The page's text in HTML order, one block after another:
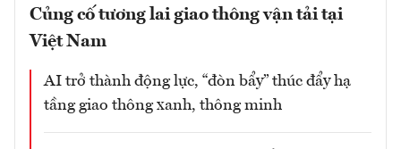
Củng cố tương lai giao thông vận tải tại
Việt Nam
AI trở thành động lực, “đòn bẩy” thúc đẩy hạ
tầng giao thông xanh, thông minh